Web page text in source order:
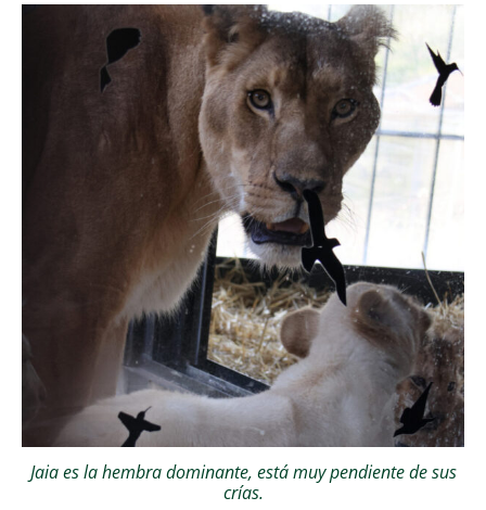
Jaia es la hembra dominante, está muy pendiente de sus
crías.